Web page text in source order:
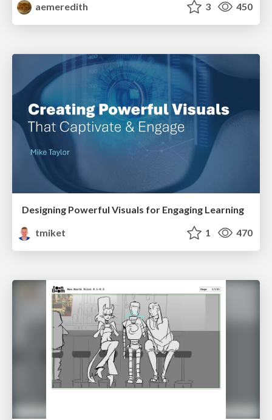
aemeredith
3 450
Designing Powerful Visuals for Engaging Learning
tmiket
1 470